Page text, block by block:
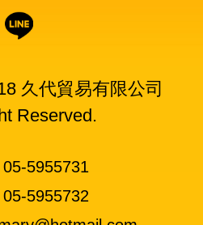
久代貿易有限公司
Reserved.
5955731
5955732